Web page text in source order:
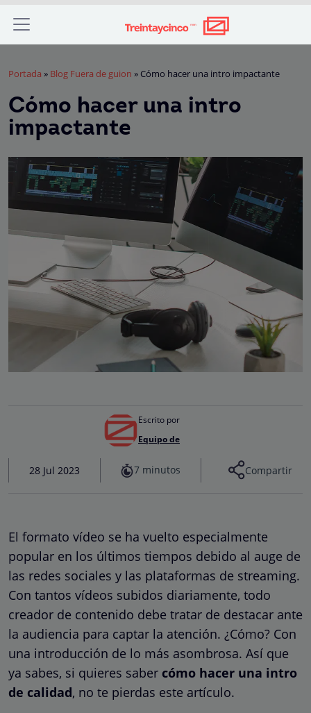
Portada » Blog Fuera de guion » Cómo hacer una intro impactante
Cómo hacer una intro
impactante
Escrito por
Equipo de
28 Jul 2023 7 minutos Compartir
El formato vídeo se ha vuelto especialmente
popular en los últimos tiempos debido al auge de
las redes sociales y las plataformas de streaming.
Con tantos vídeos subidos diariamente, todo
creador de contenido debe tratar de destacar ante
la audiencia para captar la atención. ¿Cómo? Con
una introducción de lo más asombrosa. Así que
ya sabes, si quieres saber cómo hacer una intro
de calidad, no te pierdas este artículo.